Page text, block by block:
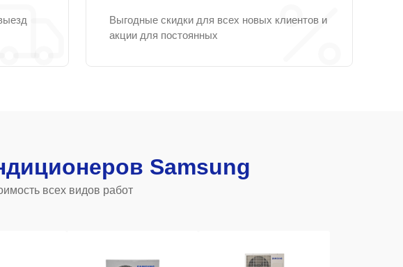
Выгодные скидки для всех новых клиентов и
акции для постоянных
Samsung
всех видов работ